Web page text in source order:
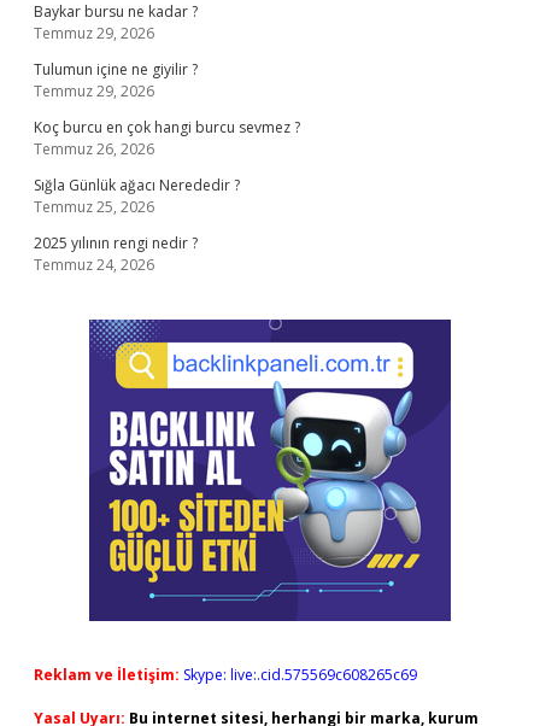
Baykar bursu ne kadar ?
Temmuz 29, 2026
Tulumun içine ne giyilir ?
Temmuz 29, 2026
Koç burcu en çok hangi burcu sevmez ?
Temmuz 26, 2026
Sığla Günlük ağacı Nerededir ?
Temmuz 25, 2026
2025 yılının rengi nedir ?
Temmuz 24, 2026
Reklam ve İletişim: Skype: live:.cid.575569c608265c69
Yasal Uyarı: Bu internet sitesi, herhangi bir marka, kurum